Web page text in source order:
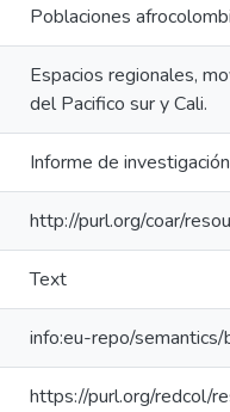
Poblaciones
Espacios regionales,
del Pacifico sur y Cali.
Informe de investigación
http://purl.org/coar/
Text
info:eu-repo/semantics/
https://purl.org/redcol/